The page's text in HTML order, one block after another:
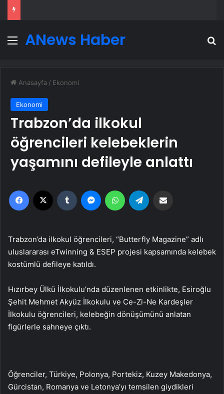
MenüANews Haber
Anasayfa / Ekonomi
Ekonomi
Trabzon’da ilkokul
öğrencileri kelebeklerin
yaşamını defileyle anlattı
Facebook Tumblr MessengerWhatsApp
Trabzon’da ilkokul öğrencileri, “Butterfly Magazine” adlı
uluslararası eTwinning & ESEP projesi kapsamında kelebek
kostümlü defileye katıldı.
Hızırbey Ülkü İlkokulu’nda düzenlenen etkinlikte, Esiroğlu
Şehit Mehmet Akyüz İlkokulu ve Ce-Zi-Ne Kardeşler
İlkokulu öğrencileri, kelebeğin dönüşümünü anlatan
figürlerle sahneye çıktı.
Öğrenciler, Türkiye, Polonya, Portekiz, Kuzey Makedonya,
Gürcistan, Romanya ve Letonya’yı temsilen giydikleri